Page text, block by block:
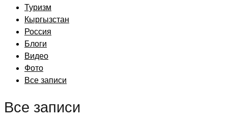
Туризм
Кыргызстан
Россия
Блоги
Видео
Фото
Все записи
Все записи